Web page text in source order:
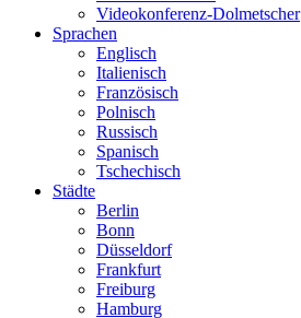
Videokonferenz-Dolmetscher
Sprachen
Englisch
Italienisch
Französisch
Polnisch
Russisch
Spanisch
Tschechisch
Städte
Berlin
Bonn
Düsseldorf
Frankfurt
Freiburg
Hamburg